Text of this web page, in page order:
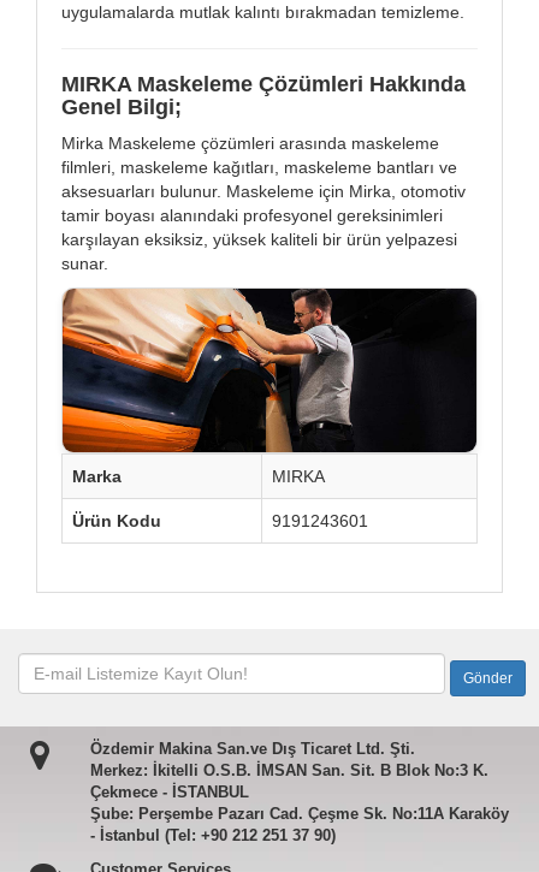
uygulamalarda mutlak kalıntı bırakmadan temizleme.
MIRKA Maskeleme Çözümleri Hakkında
Genel Bilgi;
Mirka Maskeleme çözümleri arasında maskeleme
filmleri, maskeleme kağıtları, maskeleme bantları ve
aksesuarları bulunur. Maskeleme için Mirka, otomotiv
tamir boyası alanındaki profesyonel gereksinimleri
karşılayan eksiksiz, yüksek kaliteli bir ürün yelpazesi
sunar.
Marka MIRKA
Ürün Kodu 9191243601
Özdemir Makina San.ve Dış Ticaret Ltd. Şti.
Merkez: İkitelli O.S.B. İMSAN San. Sit. B Blok No:3 K.
Çekmece - İSTANBUL
Şube: Perşembe Pazarı Cad. Çeşme Sk. No:11A Karaköy
- İstanbul (Tel: +90 212 251 37 90)